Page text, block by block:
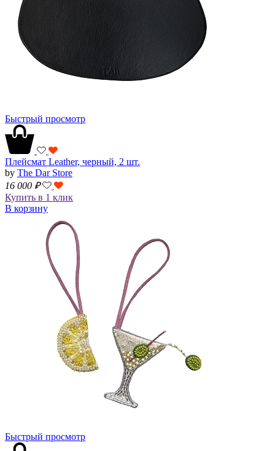
Быстрый просмотр
Плейсмат Leather, черный, 2 шт.
by The Dar Store
16 000 ₽
Купить в 1 клик
В корзину
Быстрый просмотр